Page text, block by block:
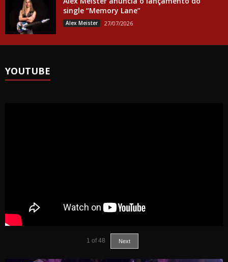
single “Memory Lane”
Alex Meister 27/07/2026
YOUTUBE
1 of 48 Next